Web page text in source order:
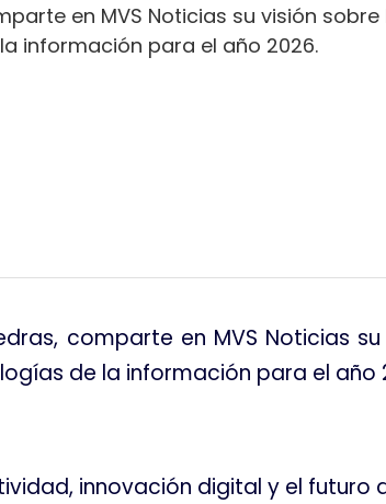
en MVS Noticias su visión
información para el año 2026.
comparte en MVS Noticias
de la información para el año
innovación digital y el futuro